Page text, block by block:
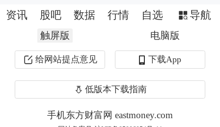
应险资入市政策。
科技板块变脸？金融和医疗要主动拥抱
AI
一些微妙变化也引来关注。去年以来，
平安集团对科技板块有所调整，部分科
资讯 股吧 数据 行情 自选 导航
触屏版 电脑版
给网站提点意见 下载App
低版本下载指南
手机东方财富网 eastmoney.com